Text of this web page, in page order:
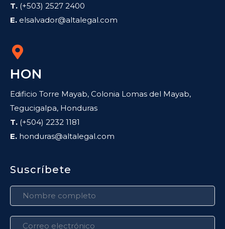
T. (+503) 2527 2400
E. elsalvador@altalegal.com
HON
Edificio Torre Mayab, Colonia Lomas del Mayab,
Tegucigalpa, Honduras
T. (+504) 2232 1181
E. honduras@altalegal.com
Suscríbete